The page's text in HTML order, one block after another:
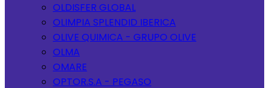
OLDISFER GLOBAL
OLIMPIA SPLENDID IBERICA
OLIVE QUIMICA - GRUPO OLIVE
OLMA
OMARE
OPTOR.S.A - PEGASO